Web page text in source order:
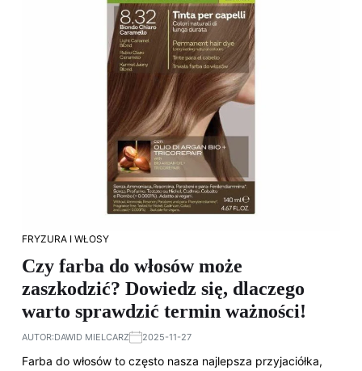
FRYZURA I WŁOSY
Czy farba do włosów może
zaszkodzić? Dowiedz się, dlaczego
warto sprawdzić termin ważności!
AUTOR:DAWID MIELCARZ 2025-11-27
Farba do włosów to często nasza najlepsza przyjaciółka,